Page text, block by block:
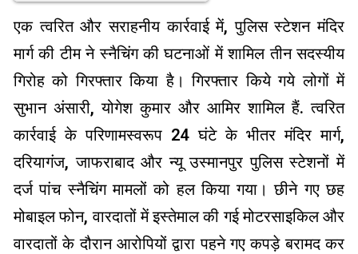
एक त्वरित और सराहनीय कार्रवाई में, पुलिस स्टेशन मंदिर
मार्ग की टीम ने स्नैचिंग की घटनाओं में शामिल तीन सदस्यीय
गिरोह को गिरफ्तार किया है। गिरफ्तार किये गये लोगों में
सुभान अंसारी, योगेश कुमार और आमिर शामिल हैं. त्वरित
कार्रवाई के परिणामस्वरूप 24 घंटे के भीतर मंदिर मार्ग,
दरियागंज, जाफराबाद और न्यू उस्मानपुर पुलिस स्टेशनों में
दर्ज पांच स्नैचिंग मामलों को हल किया गया। छीने गए छह
मोबाइल फोन, वारदातों में इस्तेमाल की गई मोटरसाइकिल और
वारदातों के दौरान आरोपियों द्वारा पहने गए कपड़े बरामद कर